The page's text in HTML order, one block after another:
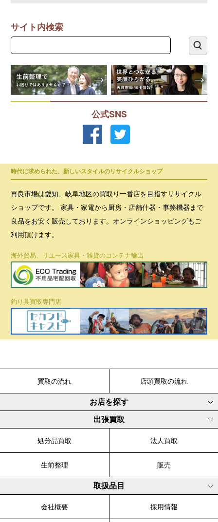
サイト内検索
公式SNS
時代に求められた、新しいスタイルのリサイクルショップ
再良市場は愛知、岐阜地区の買取り一番店を目指すリサイクル
ショップです。 家具・家電から厨房・店舗什器・事務機器まで
良品をお安く販売しております。オンラインショッピングもご
利用頂けます。
海外貿易、リユース家具・雑貨のコンテナ輸出
釣り具買取専門店
買取の流れ 店頭買取の流れ
お店を探す
出張買取
処分品買取 法人買取
生前整理 販売
取扱品目
会社概要 採用情報